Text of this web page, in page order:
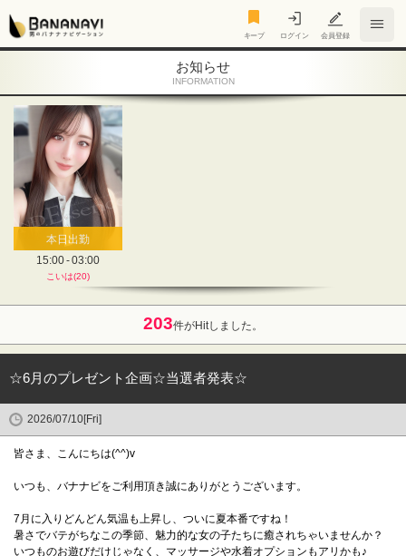
キープ ログイン 会員登録
お知らせ
INFORMATION
本日出勤
15:00 - 03:00
こいは(20)
203件がHitしました。
☆6月のプレゼント企画☆当選者発表☆
2026/07/10[Fri]
皆さま、こんにちは(^^)v
いつも、バナナビをご利用頂き誠にありがとうございます。
7月に入りどんどん気温も上昇し、ついに夏本番ですね！
暑さでバテがちなこの季節、魅力的な女の子たちに癒されちゃいませんか？
いつものお遊びだけじゃなく、マッサージや水着オプションもアリかも♪